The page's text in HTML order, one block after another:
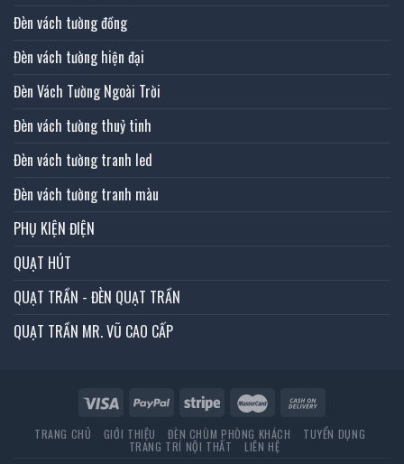
Đèn vách tường đồng
Đèn vách tường hiện đại
Đèn Vách Tường Ngoài Trời
Đèn vách tường thuỷ tinh
Đèn vách tường tranh led
Đèn vách tường tranh màu
PHỤ KIỆN ĐIỆN
QUẠT HÚT
QUẠT TRẦN - ĐÈN QUẠT TRẦN
QUẠT TRẦN MR. VŨ CAO CẤP
TRANG CHỦ GIỚI THIỆU ĐÈN CHÙM PHÒNG KHÁCH TUYỂN DỤNG
TRANG TRÍ NỘI THẤT LIÊN HỆ